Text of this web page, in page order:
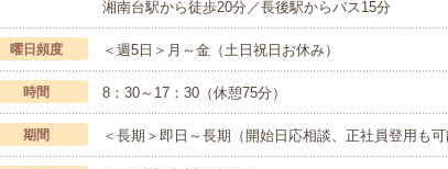
湘南台駅から徒歩20分／長後駅からバス15分
曜日頻度 ＜週5日＞月～金（土日祝日お休み）
時間 8：30～17：30（休憩75分）
期間 ＜長期＞即日～長期（開始日応相談、正社員登用も可